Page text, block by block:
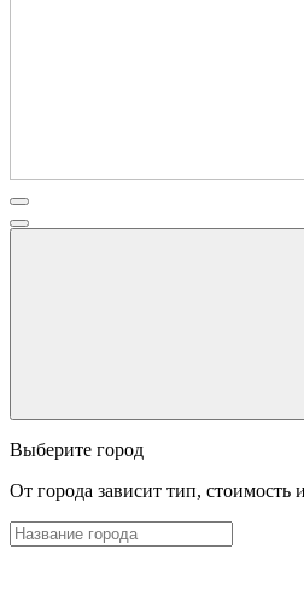
Выберите город
От города зависит тип, стоимость